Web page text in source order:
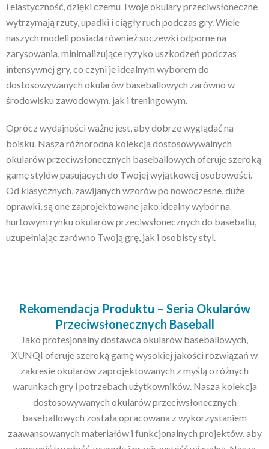
i elastyczność, dzięki czemu Twoje okulary przeciwsłoneczne
wytrzymają rzuty, upadki i ciągły ruch podczas gry. Wiele
naszych modeli posiada również soczewki odporne na
zarysowania, minimalizujące ryzyko uszkodzeń podczas
intensywnej gry, co czyni je idealnym wyborem do
dostosowywanych okularów baseballowych zarówno w
środowisku zawodowym, jak i treningowym.
Oprócz wydajności ważne jest, aby dobrze wyglądać na
boisku. Nasza różnorodna kolekcja dostosowywalnych
okularów przeciwsłonecznych baseballowych oferuje szeroką
gamę stylów pasujących do Twojej wyjątkowej osobowości.
Od klasycznych, zawijanych wzorów po nowoczesne, duże
oprawki, są one zaprojektowane jako idealny wybór na
hurtowym rynku okularów przeciwsłonecznych do baseballu,
uzupełniając zarówno Twoją grę, jak i osobisty styl.
Rekomendacja Produktu – Seria Okularów
Przeciwsłonecznych Baseball
Jako profesjonalny dostawca okularów baseballowych,
XUNQI oferuje szeroką gamę wysokiej jakości rozwiązań w
zakresie okularów zaprojektowanych z myślą o różnych
warunkach gry i potrzebach użytkowników. Nasza kolekcja
dostosowywanych okularów przeciwsłonecznych
baseballowych została opracowana z wykorzystaniem
zaawansowanych materiałów i funkcjonalnych projektów, aby